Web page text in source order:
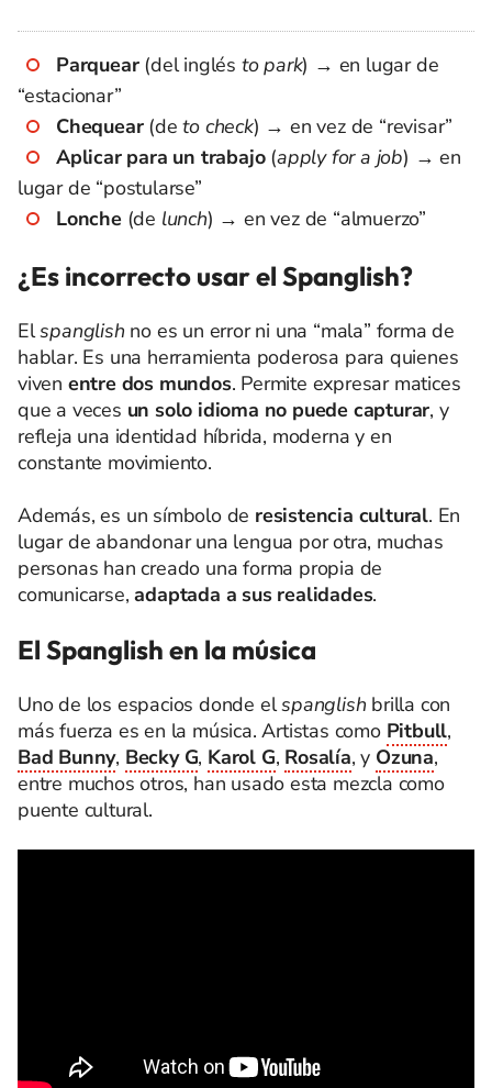
Parquear(del inglés to park) → en lugar de
“estacionar”
Chequear(deto check) → en vez de “revisar”
Aplicar para un trabajo(apply for a job) → en
lugar de “postularse”
Lonche(de lunch) → en vez de “almuerzo”
¿Es incorrecto usar el Spanglish?
Elspanglish no es un error ni una “mala” forma de
hablar. Es una herramienta poderosa para quienes
viven entre dos mundos. Permite expresar matices
que a veces un solo idioma no puede capturar, y
refleja una identidad híbrida, moderna y en
constante movimiento.
Además, es un símbolo de resistencia cultural. En
lugar de abandonar una lengua por otra, muchas
personas han creado una forma propia de
comunicarse,adaptada a sus realidades.
El Spanglish en la música
Uno de los espacios donde elspanglish brilla con
más fuerza es en la música. Artistas como Pitbull,
Bad Bunny, Becky G, Karol G, Rosalía, y Ozuna,
entre muchos otros, han usado esta mezcla como
puente cultural.